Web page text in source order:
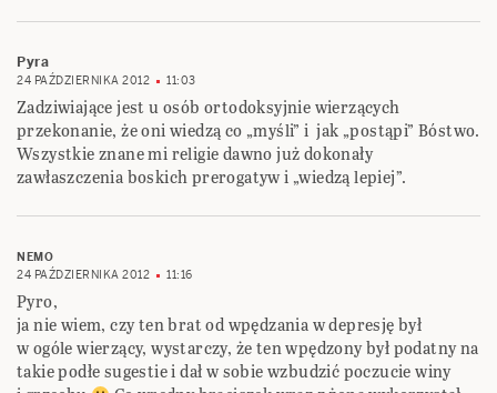
Pyra
24 PAŹDZIERNIKA 2012 11:03
Zadziwiające jest u osób ortodoksyjnie wierzących
przekonanie, że oni wiedzą co „myśli” i jak „postąpi” Bóstwo.
Wszystkie znane mi religie dawno już dokonały
zawłaszczenia boskich prerogatyw i „wiedzą lepiej”.
NEMO
24 PAŹDZIERNIKA 2012
11:16
Pyro,
ja nie wiem, czy ten brat od wpędzania w depresję był
w ogóle wierzący, wystarczy, że ten wpędzony był podatny na
takie podłe sugestie i dał w sobie wzbudzić poczucie winy